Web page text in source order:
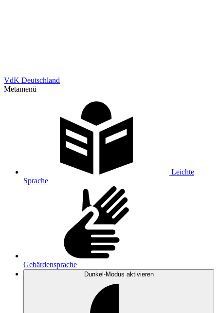
VdK Deutschland
Metamenü
Leichte
Sprache
Gebärdensprache
Dunkel-Modus aktivieren